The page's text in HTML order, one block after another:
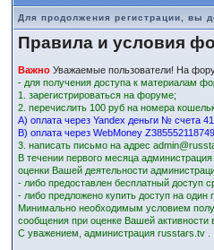
Для продолжения регистрации, вы
Правила и условия
Важно Уважаемые пользователи! На
- для получения доступа к материалам
1. зарегистрироваться на форуме;
2. перечислить 100 руб на номера
А) оплата через Yandex деньги № счета
В) оплата через WebMoney
3. написать письмо на адрес
В течении первого месяца
оценки Вашей деятельности
- либо предоставлен бесплатный доступ
- либо предложено купить доступ на один
Минимально необходимым условием
сообщения при оценке Вашей активности
С уважением, администрация russtars.tv .